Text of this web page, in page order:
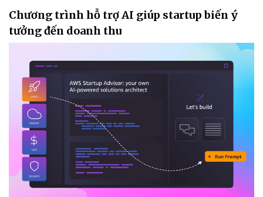
Chương trình hỗ trợ AI giúp startup biến ý
tưởng đến doanh thu